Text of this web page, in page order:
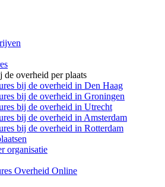
de overheid per plaats
bij de overheid in Den Haag
bij de overheid in Groningen
bij de overheid in Utrecht
bij de overheid in Amsterdam
bij de overheid in Rotterdam
organisatie
Overheid Online